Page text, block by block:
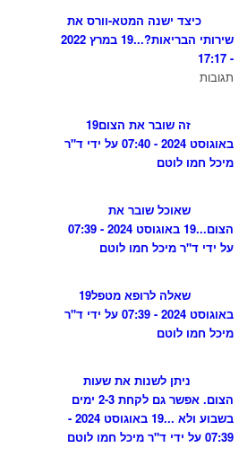
כיצד ישנה המטא-וורס את
שירותי הבריאות?...
19 במרץ 2022
- 17:17
תגובות
זה שובר את הצום19
באוגוסט 2024 - 07:40 על ידי ד"ר
מיכל חמו לוטם
שאוכל שובר את
הצום...
19 באוגוסט 2024 - 07:39
על ידי ד"ר מיכל חמו לוטם
שאלה לרופא מטפל19
באוגוסט 2024 - 07:39 על ידי ד"ר
מיכל חמו לוטם
ניתן לשנות את שעות
הצום. אפשר גם לקחת 2-3 ימים
בשבוע ולא ...
19 באוגוסט 2024 -
07:39 על ידי ד"ר מיכל חמו לוטם